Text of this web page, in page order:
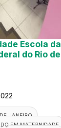
Escola da
do Rio de
JANEIRO
EM MATERNIDADE